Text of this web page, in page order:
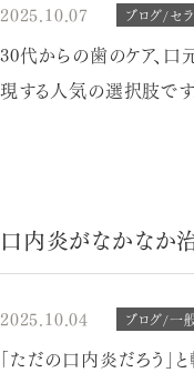
2025.10.07 ブログ/セラ
30代からの歯のケア、口
現する人気の選択肢で
口内炎がなかなか
2025.10.04 ブログ/一
「ただの口内炎だろう」